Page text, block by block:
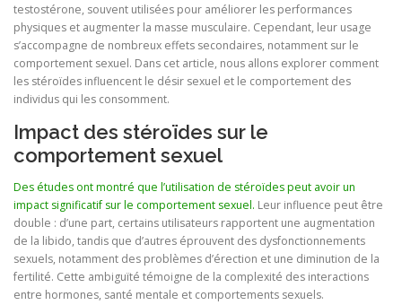
testostérone, souvent utilisées pour améliorer les performances
physiques et augmenter la masse musculaire. Cependant, leur usage
s’accompagne de nombreux effets secondaires, notamment sur le
comportement sexuel. Dans cet article, nous allons explorer comment
les stéroïdes influencent le désir sexuel et le comportement des
individus qui les consomment.
Impact des stéroïdes sur le
comportement sexuel
Des études ont montré que l’utilisation de stéroïdes peut avoir un
impact significatif sur le comportement sexuel. Leur influence peut être
double : d’une part, certains utilisateurs rapportent une augmentation
de la libido, tandis que d’autres éprouvent des dysfonctionnements
sexuels, notamment des problèmes d’érection et une diminution de la
fertilité. Cette ambiguïté témoigne de la complexité des interactions
entre hormones, santé mentale et comportements sexuels.